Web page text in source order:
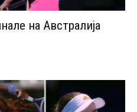
на Австралија